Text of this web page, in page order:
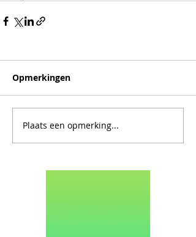
Opmerkingen
Plaats een opmerking...